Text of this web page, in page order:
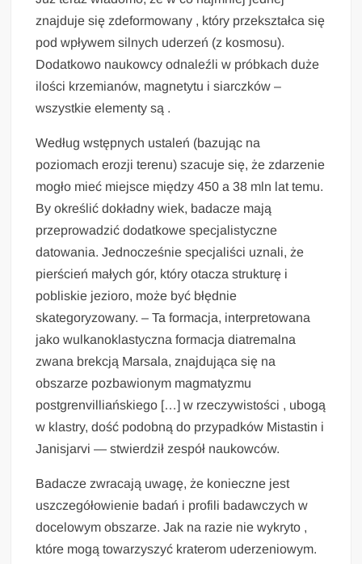
znajduje się zdeformowany , który przekształca się
pod wpływem silnych uderzeń (z kosmosu).
Dodatkowo naukowcy odnaleźli w próbkach duże
ilości krzemianów, magnetytu i siarczków –
wszystkie elementy są .
Według wstępnych ustaleń (bazując na
poziomach erozji terenu) szacuje się, że zdarzenie
mogło mieć miejsce między 450 a 38 mln lat temu.
By określić dokładny wiek, badacze mają
przeprowadzić dodatkowe specjalistyczne
datowania. Jednocześnie specjaliści uznali, że
pierścień małych gór, który otacza strukturę i
pobliskie jezioro, może być błędnie
skategoryzowany. – Ta formacja, interpretowana
jako wulkanoklastyczna formacja diatremalna
zwana brekcją Marsala, znajdująca się na
obszarze pozbawionym magmatyzmu
postgrenvilliańskiego […] w rzeczywistości , ubogą
w klastry, dość podobną do przypadków Mistastin i
Janisjarvi — stwierdził zespół naukowców.
Badacze zwracają uwagę, że konieczne jest
uszczegółowienie badań i profili badawczych w
docelowym obszarze. Jak na razie nie wykryto ,
które mogą towarzyszyć kraterom uderzeniowym.